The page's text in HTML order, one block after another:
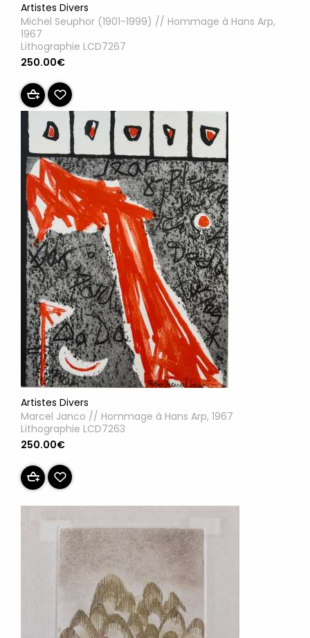
Artistes Divers
Michel Seuphor (1901-1999) // Hommage à Hans Arp,
1967
Lithographie LCD7267
250.00€
Artistes Divers
Marcel Janco // Hommage à Hans Arp, 1967
Lithographie LCD7263
250.00€